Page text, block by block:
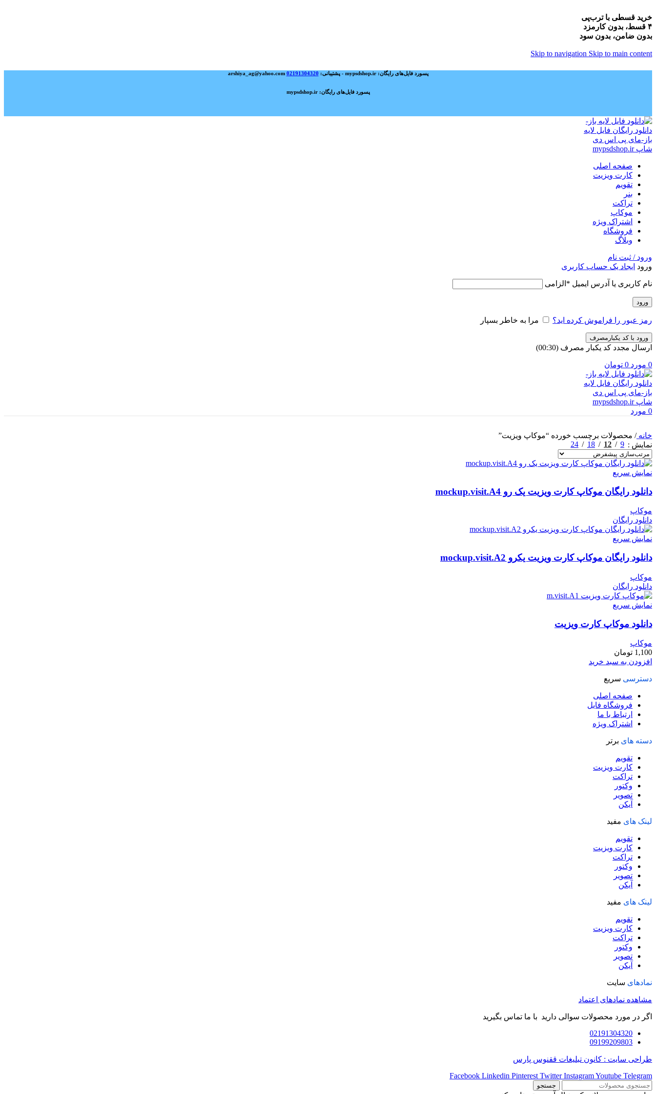
خرید قسطی با ترب‌پی
۴ قسط، بدون کارمزد
بدون ضامن، بدون سود
Skip to navigation Skip to main content
پسورد فایل‌های رایگان: mypsdshop.ir - پشتیبانی: arshiya_ag@yahoo.com 02191304320
پسورد فایل‌های رایگان: mypsdshop.ir
صفحه اصلی
کارت ویزیت
تقویم
بنر
تراکت
موکاپ
اشتراک ویژه
فروشگاه
وبلاگ
ورود / ثبت نام
ورود ایجاد یک حساب کاربری
نام کاربری یا آدرس ایمیل * الزامی
ورود
رمز عبور را فراموش کرده اید؟ مرا به خاطر بسپار
ورود با کد یکبارمصرف
ارسال مجدد کد یکبار مصرف (00:
30
)
0 مورد 0 تومان
0 مورد
خانه/ محصولات برچسب خورده “موکاپ ویزیت”
نمایش
9
12
18
24
نمایش سریع
دانلود رایگان موکاپ کارت ویزیت یک رو mockup.visit.A4
موکاپ
دانلود رایگان
نمایش سریع
دانلود رایگان موکاپ کارت ویزیت یکرو mockup.visit.A2
موکاپ
دانلود رایگان
نمایش سریع
دانلود موکاپ کارت ویزیت
موکاپ
1,100 تومان
افزودن به سبد خرید
دسترسی سریع
صفحه اصلی
فروشگاه فایل
ارتباط با ما
اشتراک ویژه
دسته های برتر
تقویم
کارت ویزیت
تراکت
وکتور
تصویر
آیکن
لینک های مفید
تقویم
کارت ویزیت
تراکت
وکتور
تصویر
آیکن
لینک های مفید
تقویم
کارت ویزیت
تراکت
وکتور
تصویر
آیکن
نمادهای سایت
مشاهده نمادهای اعتماد
اگر در مورد محصولات سوالی دارید با ما تماس بگیرید
02191304320
09199209803
طراحی سایت : کانون تبلیغات ققنوس پارس
Facebook Linkedin Pinterest Twitter InstagramYoutube Telegram
جستجو